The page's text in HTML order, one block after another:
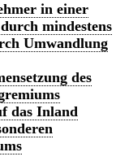
in einer
mindestens
Umwandlung
des
das Inland